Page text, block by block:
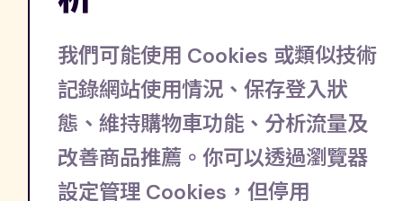
我們可能使用 Cookies 或類似技術
記錄網站使用情況、保存登入狀
態、維持購物車功能、分析流量及
改善商品推薦。你可以透過瀏覽器
設定管理 Cookies，但停用